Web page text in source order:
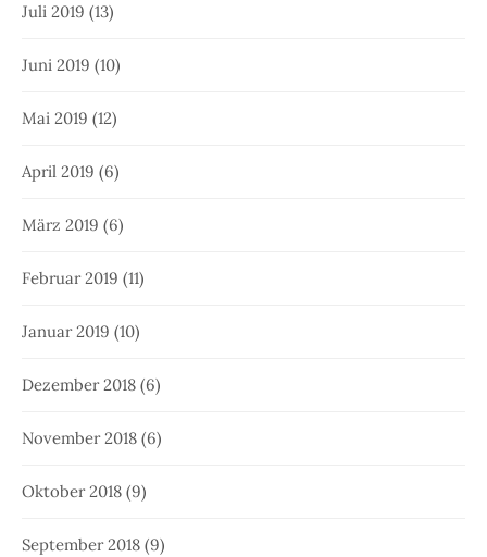
Juli 2019 (13)
Juni 2019 (10)
Mai 2019 (12)
April 2019 (6)
März 2019 (6)
Februar 2019 (11)
Januar 2019 (10)
Dezember 2018 (6)
November 2018 (6)
Oktober 2018 (9)
September 2018 (9)